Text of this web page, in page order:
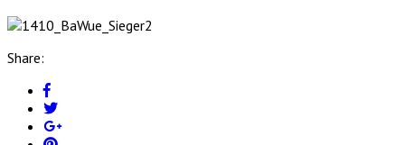
Share: